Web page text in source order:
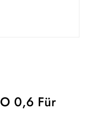
0,6 Für